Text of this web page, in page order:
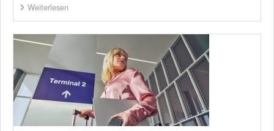
Weiterlesen